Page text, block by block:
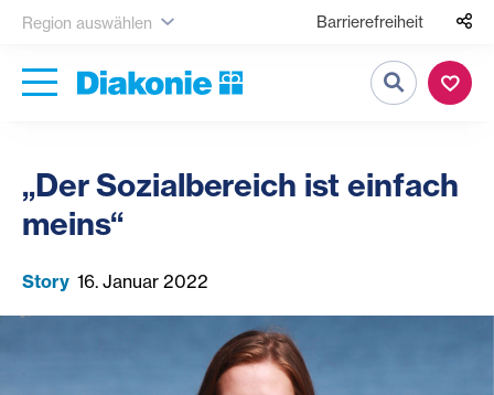
Region auswählen Barrierefreiheit
Suche
„Der Sozialbereich ist einfach
meins“
Story 16. Januar 2022